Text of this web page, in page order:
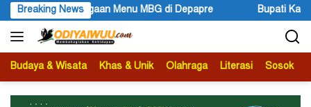
Langsung
ke
konten
Breaking News
di Depapre Bupati Kabupaten Jayawijaya Atenius Murip:
Budaya & Wisata Khas & Unik Olahraga Literasi Sosok